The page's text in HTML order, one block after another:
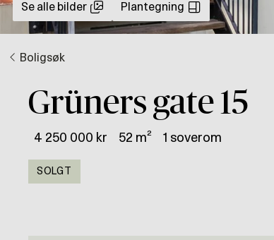
Se alle bilder Plantegning
Boligsøk
Grüners gate 15
4 250 000 kr 52 m² 1 soverom
SOLGT